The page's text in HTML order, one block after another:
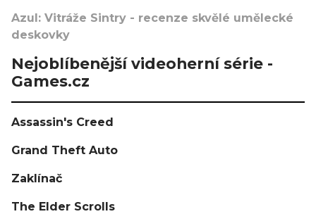
Azul: Vitráže Sintry - recenze skvělé umělecké
deskovky
Nejoblíbenější videoherní série -
Games.cz
Assassin's Creed
Grand Theft Auto
Zaklínač
The Elder Scrolls